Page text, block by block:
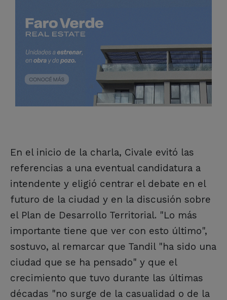
En el inicio de la charla, Civale evitó las
referencias a una eventual candidatura a
intendente y eligió centrar el debate en el
futuro de la ciudad y en la discusión sobre
el Plan de Desarrollo Territorial. "Lo más
importante tiene que ver con esto último",
sostuvo, al remarcar que Tandil "ha sido una
ciudad que se ha pensado" y que el
crecimiento que tuvo durante las últimas
décadas "no surge de la casualidad o de la